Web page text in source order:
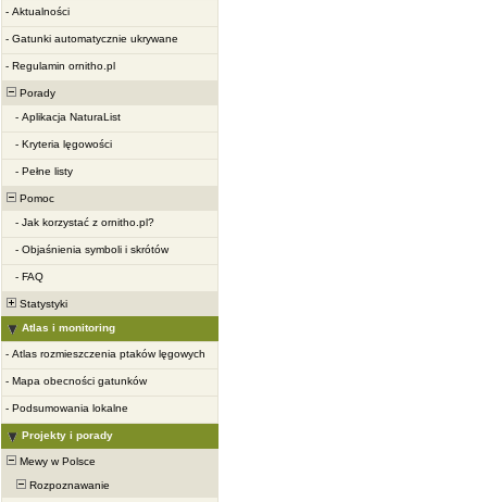
- Aktualności
- Gatunki automatycznie ukrywane
- Regulamin ornitho.pl
Porady
- Aplikacja NaturaList
- Kryteria lęgowości
- Pełne listy
Pomoc
- Jak korzystać z ornitho.pl?
- Objaśnienia symboli i skrótów
- FAQ
Statystyki
Atlas i monitoring
- Atlas rozmieszczenia ptaków lęgowych
- Mapa obecności gatunków
- Podsumowania lokalne
Projekty i porady
Mewy w Polsce
Rozpoznawanie